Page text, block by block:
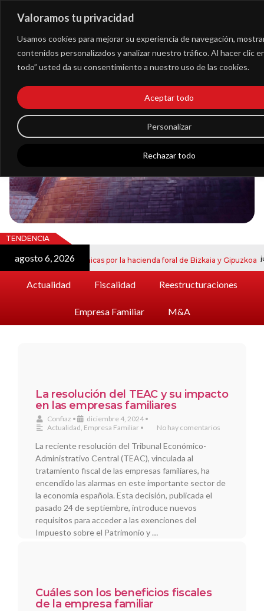
Valoramos tu privacidad
Usamos cookies para mejorar su experiencia de navegación,
contenidos personalizados y analizar nuestro tráfico. Al hacer clic
todo” usted da su consentimiento a nuestro uso de las cookies.
Personalizar
Rechazar todo
Aceptar todo
Blog
Noticias
TENDENCIA
agosto 6, 2026
electrónicas por la hacienda foral de Bizkaia y Gipuzkoa julio
Actualidad Fiscalidad Reestructuraciones
Empresa Familiar M&A
La resolución del TEAC y su impacto
en las empresas familiares
Confiaz • diciembre 4, 2024 •
Actualidad, Empresa Familiar • No hay comentarios
La reciente resolución del Tribunal Económico-
Administrativo Central (TEAC), vinculada al
tratamiento fiscal de las empresas familiares, ha
encendido las alarmas en este importante sector de
la economía española. Esta decisión, publicada el
pasado 24 de septiembre, introduce nuevos
requisitos para acceder a las exenciones del
Impuesto sobre el Patrimonio y …
Cuáles son los beneficios fiscales
de la empresa familiar